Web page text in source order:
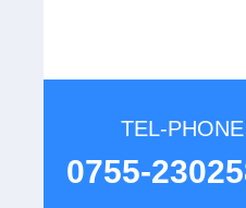
TEL-PHONE
0755-